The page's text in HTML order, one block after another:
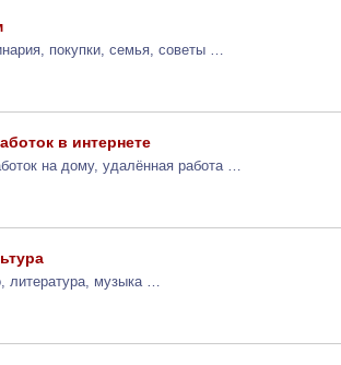
покупки, семья, советы …
в интернете
на дому, удалённая работа …
литература, музыка …